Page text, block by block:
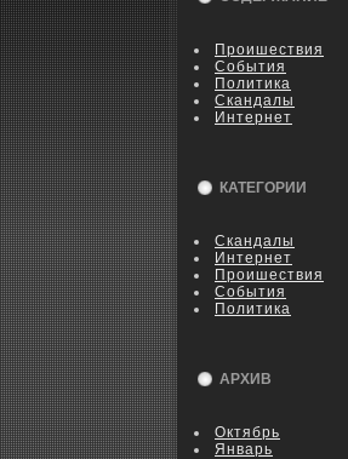
Пpoишествия
События
Политика
Скандалы
Интернет
КАТЕГОРИИ
Скандалы
Интернет
Пpoишествия
События
Политика
АРХИВ
Октябрь
Январь